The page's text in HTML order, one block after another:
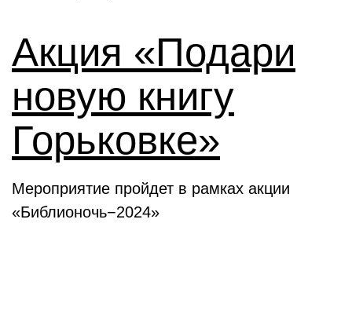
Акция «Подари
новую книгу
Горьковке»
Мероприятие пройдет в рамках акции
«Библионочь−2024»